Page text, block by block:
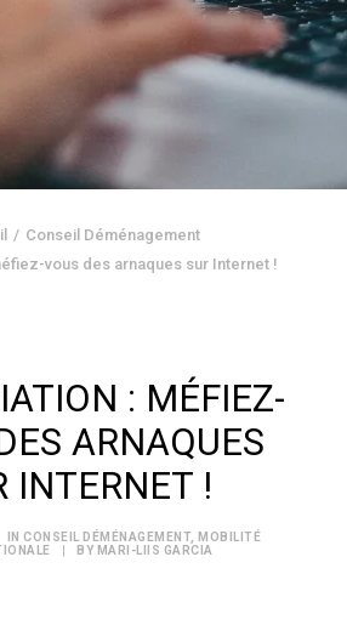
Conseil Déménagement
vous des arnaques sur Internet !
: MÉFIEZ-
ARNAQUES
INTERNET !
IN CONSEIL DÉMÉNAGEMENT
MOBILITÉ
BY MARI-LIIS GARCIA